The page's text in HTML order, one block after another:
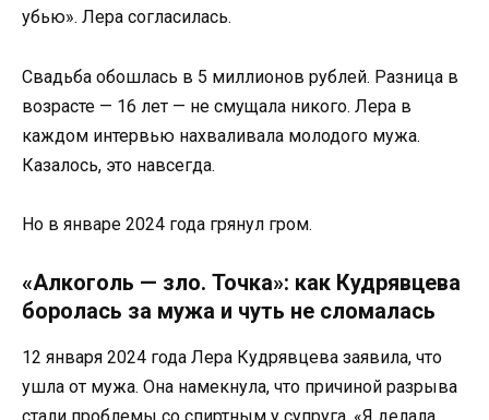
убью». Лера согласилась.
Свадьба обошлась в 5 миллионов рублей. Разница в
возрасте — 16 лет — не смущала никого. Лера в
каждом интервью нахваливала молодого мужа.
Казалось, это навсегда.
Но в январе 2024 года грянул гром.
«Алкоголь — зло. Точка»: как Кудрявцева
боролась за мужа и чуть не сломалась
12 января 2024 года Лера Кудрявцева заявила, что
ушла от мужа. Она намекнула, что причиной разрыва